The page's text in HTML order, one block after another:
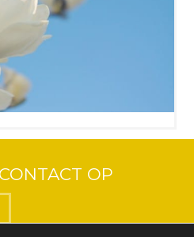
OP